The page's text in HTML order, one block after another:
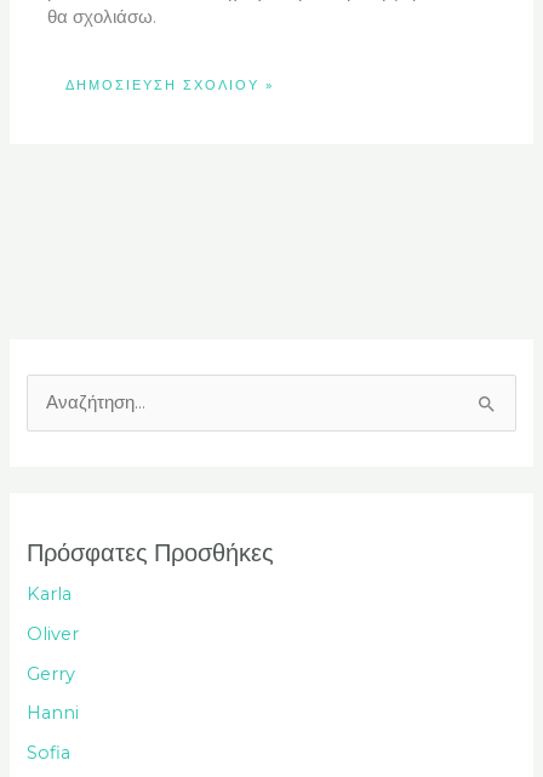
θα σχολιάσω.
ή
τ
γ
ι
Πρόσφατες Προσθήκες
Karla
Oliver
Gerry
Hanni
Sofia